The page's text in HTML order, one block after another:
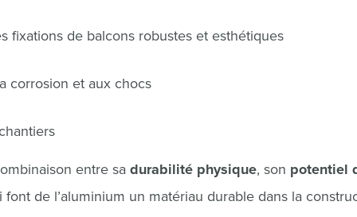
fixations de balcons robustes et esthétiques
corrosion et aux chocs
entre sa durabilité physique, son potentiel
font de l’aluminium un matériau durable dans la